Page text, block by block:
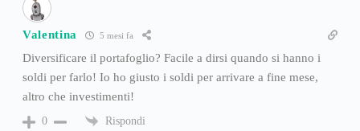
Valentina 5 mesi fa
Diversificare il portafoglio? Facile a dirsi quando si hanno i
soldi per farlo! Io ho giusto i soldi per arrivare a fine mese,
altro che investimenti!
0 Rispondi